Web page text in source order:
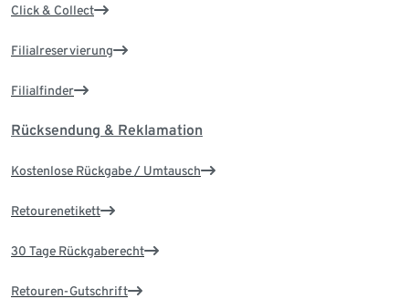
Click & Collect
Filialreservierung
Filialfinder
Rücksendung & Reklamation
Kostenlose Rückgabe / Umtausch
Retourenetikett
30 Tage Rückgaberecht
Retouren-Gutschrift